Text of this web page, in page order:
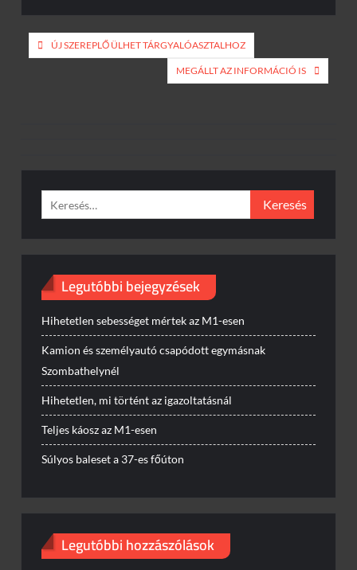
Bejegyzés
navigáció
ÚJ SZEREPLŐ ÜLHET TÁRGYALÓASZTALHOZ
MEGÁLLT AZ INFORMÁCIÓ IS
Keresés:
Legutóbbi bejegyzések
Hihetetlen sebességet mértek az M1-esen
Kamion és személyautó csapódott egymásnak
Szombathelynél
Hihetetlen, mi történt az igazoltatásnál
Teljes káosz az M1-esen
Súlyos baleset a 37-es főúton
Legutóbbi hozzászólások